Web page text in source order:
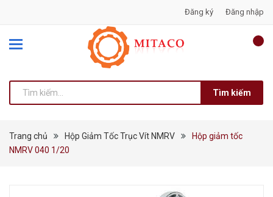
Đăng ký Đăng nhập
Tìm kiếm
Trang chủ Hộp Giảm Tốc Trục Vít NMRV
Hộp giảm tốc
NMRV 040 1/20